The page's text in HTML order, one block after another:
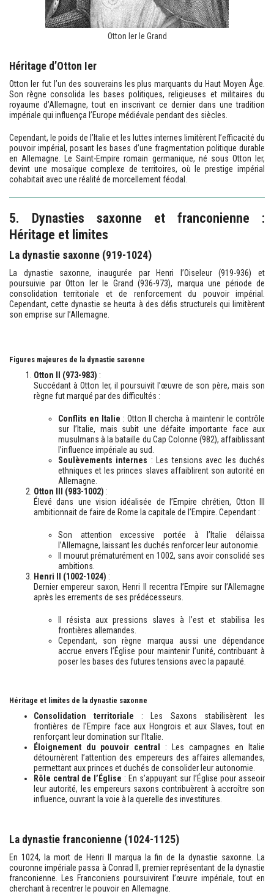
Otton Ier le Grand
Héritage d’Otton Ier
Otton Ier fut l’un des souverains les plus marquants du Haut Moyen Âge.
Son règne consolida les bases politiques, religieuses et militaires du
royaume d’Allemagne, tout en inscrivant ce dernier dans une tradition
impériale qui influença l’Europe médiévale pendant des siècles.
Cependant, le poids de l’Italie et les luttes internes limitèrent l’efficacité du
pouvoir impérial, posant les bases d’une fragmentation politique durable
en Allemagne. Le Saint-Empire romain germanique, né sous Otton Ier,
devint une mosaïque complexe de territoires, où le prestige impérial
cohabitait avec une réalité de morcellement féodal.
5. Dynasties saxonne et franconienne :
Héritage et limites
La dynastie saxonne (919-1024)
La dynastie saxonne, inaugurée par Henri l’Oiseleur (919-936) et
poursuivie par Otton Ier le Grand (936-973), marqua une période de
consolidation territoriale et de renforcement du pouvoir impérial.
Cependant, cette dynastie se heurta à des défis structurels qui limitèrent
son emprise sur l’Allemagne.
Figures majeures de la dynastie saxonne
Otton II (973-983) :
Succédant à Otton Ier, il poursuivit l’œuvre de son père, mais son
règne fut marqué par des difficultés :
Conflits en Italie : Otton II chercha à maintenir le contrôle
sur l’Italie, mais subit une défaite importante face aux
musulmans à la bataille du Cap Colonne (982), affaiblissant
l’influence impériale au sud.
Soulèvements internes : Les tensions avec les duchés
ethniques et les princes slaves affaiblirent son autorité en
Allemagne.
Otton III (983-1002) :
Élevé dans une vision idéalisée de l’Empire chrétien, Otton III
ambitionnait de faire de Rome la capitale de l’Empire. Cependant :
Son attention excessive portée à l’Italie délaissa
l’Allemagne, laissant les duchés renforcer leur autonomie.
Il mourut prématurément en 1002, sans avoir consolidé ses
ambitions.
Henri II (1002-1024) :
Dernier empereur saxon, Henri II recentra l’Empire sur l’Allemagne
après les errements de ses prédécesseurs.
Il résista aux pressions slaves à l’est et stabilisa les
frontières allemandes.
Cependant, son règne marqua aussi une dépendance
accrue envers l’Église pour maintenir l’unité, contribuant à
poser les bases des futures tensions avec la papauté.
Héritage et limites de la dynastie saxonne
Consolidation territoriale : Les Saxons stabilisèrent les
frontières de l’Empire face aux Hongrois et aux Slaves, tout en
renforçant leur domination sur l’Italie.
Éloignement du pouvoir central
: Les campagnes en Italie
détournèrent l’attention des empereurs des affaires allemandes,
permettant aux princes et duchés de consolider leur autonomie.
Rôle central de l’Église : En s’appuyant sur l’Église pour asseoir
leur autorité, les empereurs saxons contribuèrent à accroître son
influence, ouvrant la voie à la querelle des investitures.
La dynastie franconienne (1024-1125)
En 1024, la mort de Henri II marqua la fin de la dynastie saxonne. La
couronne impériale passa à Conrad II, premier représentant de la dynastie
franconienne. Les Franconiens poursuivirent l’œuvre impériale, tout en
cherchant à recentrer le pouvoir en Allemagne.